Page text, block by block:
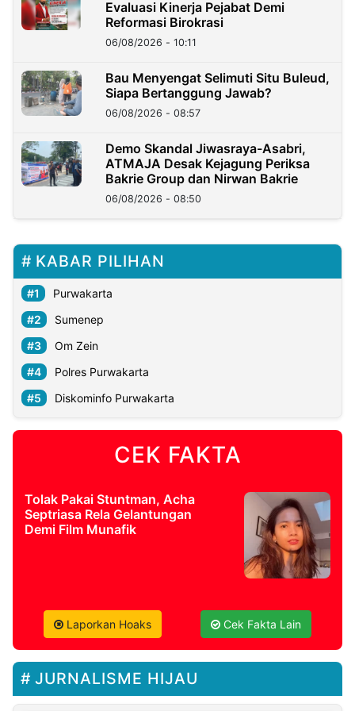
Evaluasi Kinerja Pejabat Demi
Reformasi Birokrasi
06/08/2026 - 10:11
Bau Menyengat Selimuti Situ Buleud,
Siapa Bertanggung Jawab?
06/08/2026 - 08:57
Demo Skandal Jiwasraya-Asabri,
ATMAJA Desak Kejagung Periksa
Bakrie Group dan Nirwan Bakrie
06/08/2026 - 08:50
KABAR PILIHAN
Purwakarta
Sumenep
Om Zein
Polres Purwakarta
Diskominfo Purwakarta
CEK FAKTA
Tolak Pakai Stuntman, Acha
Septriasa Rela Gelantungan
Demi Film Munafik
Laporkan Hoaks Cek Fakta Lain
JURNALISME HIJAU